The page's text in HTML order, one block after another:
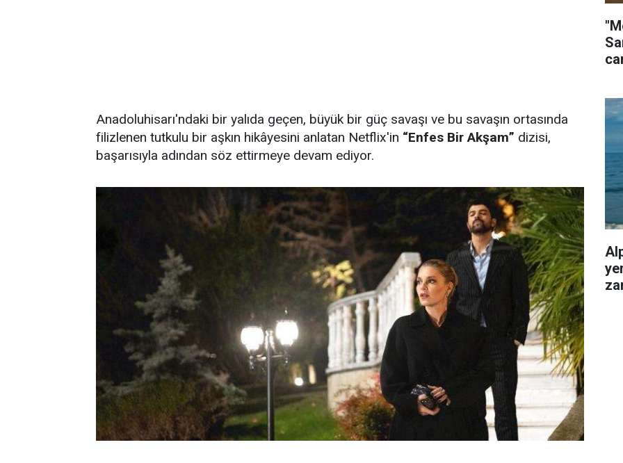
Anadoluhisarı'ndaki bir yalıda geçen, büyük bir güç savaşı ve bu savaşın ortasında
filizlenen tutkulu bir aşkın hikâyesini anlatan Netflix'in “Enfes Bir Akşam” dizisi,
başarısıyla adından söz ettirmeye devam ediyor.